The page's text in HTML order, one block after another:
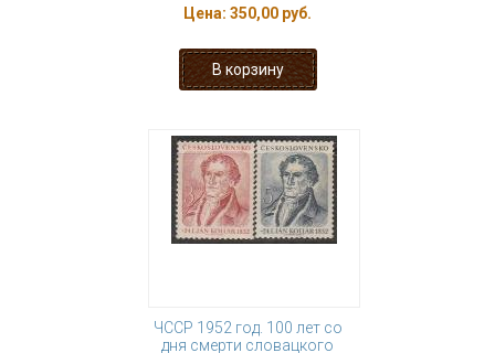
Цена: 350,00 руб.
ЧССР 1952 год. 100 лет со
дня смерти словацкого